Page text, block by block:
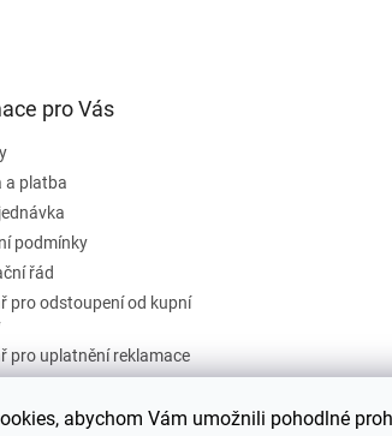
abychom Vám umožnili pohodlné
pro Vás
a platba
podmínky
řád
pro odstoupení od kupní
pro uplatnění reklamace
souborů cookie